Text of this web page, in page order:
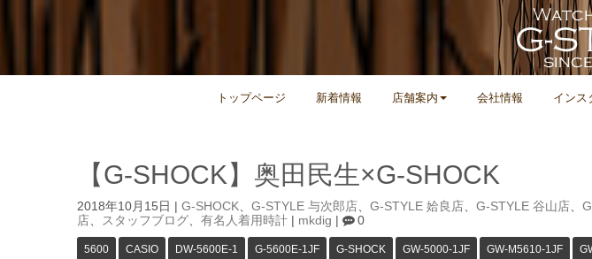
トップページ 新着情報 店舗案内 会社情報 インス
【G-SHOCK】奥田民生×G-SHOCK
2018年10月15日 G-SHOCK、 G-STYLE 与次郎店、 G-STYLE 姶良店、 G-STYLE 谷山店、
店、 スタッフブログ、 有名人着用時計 mkdig 0
5600 CASIO DW-5600E-1 G-5600E-1JF G-SHOCK GW-5000-1JF GW-M5610-1JF